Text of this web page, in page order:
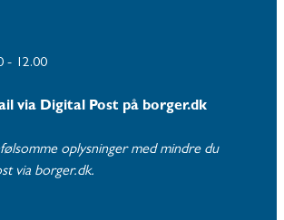
- 12.00
via Digital Post på borger.dk
oplysninger med mindre du
via borger.dk.